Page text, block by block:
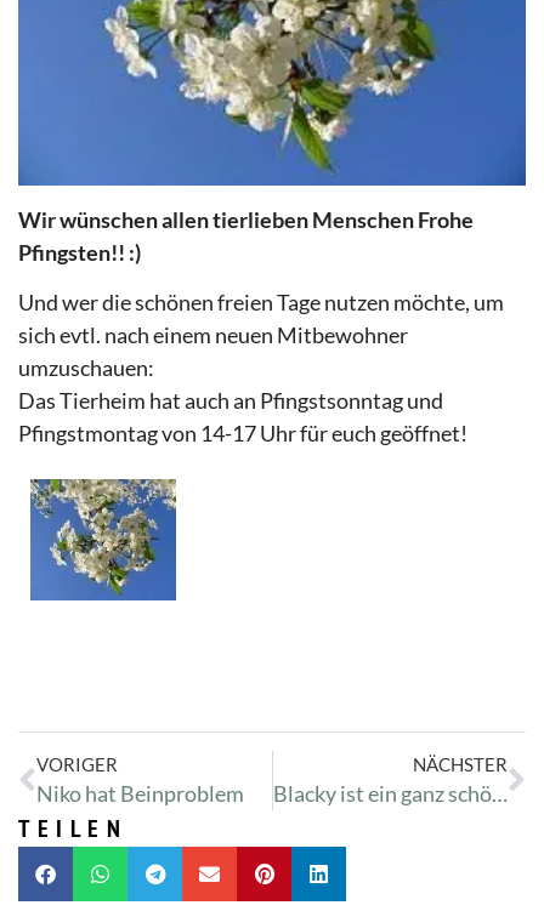
Wir wünschen allen tierlieben Menschen Frohe
Pfingsten!! :)
Und wer die schönen freien Tage nutzen möchte, um
sich evtl. nach einem neuen Mitbewohner
umzuschauen:
Das Tierheim hat auch an Pfingstsonntag und
Pfingstmontag von 14-17 Uhr für euch geöffnet!
VORIGER
Niko hat Beinproblem
NÄCHSTER
Blacky ist ein ganz schöner Schrabbelkater
TEILEN